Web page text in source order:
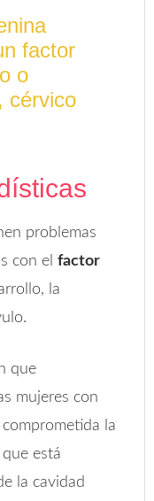
factor
o
cérvico
problemas
con elfactor
la
que
mujeres con
la
que está
la cavidad